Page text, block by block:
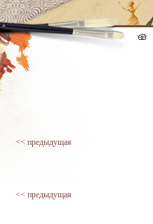
<< предыдущая
<< предыдущая